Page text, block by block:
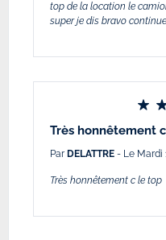
top de la location le
super je dis bravo
Très honnêtement
Par DELATTRE - Le Mardi
Très honnêtement c le top